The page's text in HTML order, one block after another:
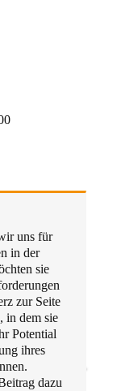
uns für
in der
sie
zur Seite
in dem sie
Potential
ihres
dazu